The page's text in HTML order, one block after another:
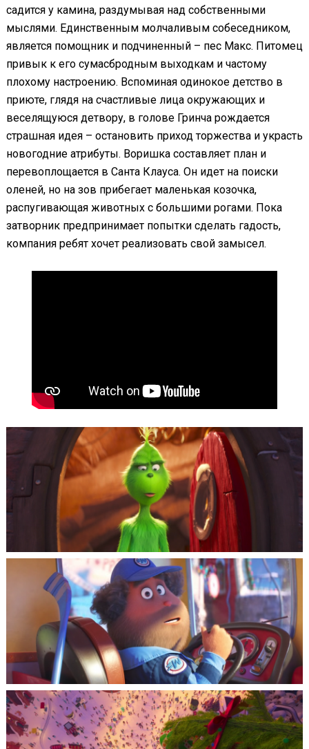
садится у камина, раздумывая над собственными
мыслями. Единственным молчаливым собеседником,
является помощник и подчиненный – пес Макс. Питомец
привык к его сумасбродным выходкам и частому
плохому настроению. Вспоминая одинокое детство в
приюте, глядя на счастливые лица окружающих и
веселящуюся детвору, в голове Гринча рождается
страшная идея – остановить приход торжества и украсть
новогодние атрибуты. Воришка составляет план и
перевоплощается в Санта Клауса. Он идет на поиски
оленей, но на зов прибегает маленькая козочка,
распугивающая животных с большими рогами. Пока
затворник предпринимает попытки сделать гадость,
компания ребят хочет реализовать свой замысел.